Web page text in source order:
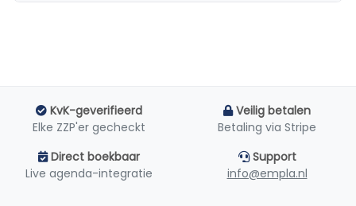
KvK-geverifieerd
Elke ZZP'er gecheckt
Veilig betalen
Betaling via Stripe
Direct boekbaar
Live agenda-integratie
Support
info@empla.nl